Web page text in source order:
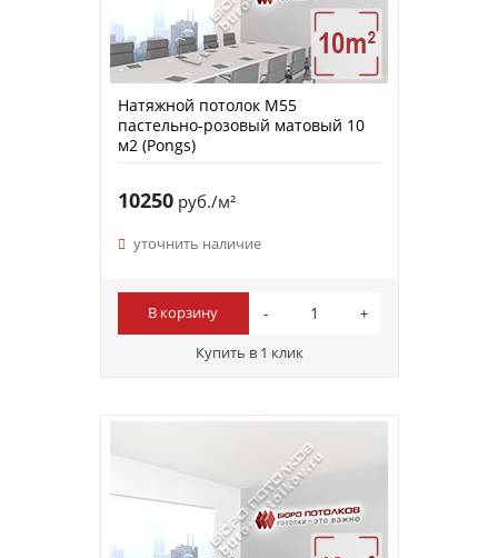
Натяжной потолок M55
пастельно-розовый матовый 10
м2 (Pongs)
10250руб./м²
уточнить наличие
В корзину
Купить в 1 клик